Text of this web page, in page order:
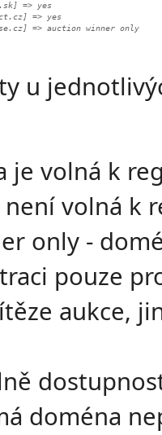
=> yes
=> yes
=> auction winner only
u
je volná k
volná k
only -
pouze
aukce,
doména